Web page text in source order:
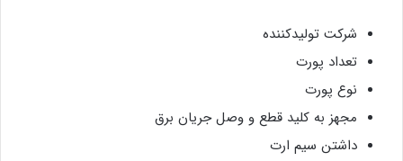
شرکت تولیدکننده
تعداد پورت
نوع پورت
مجهز به کلید قطع و وصل جریان برق
داشتن سیم ارت